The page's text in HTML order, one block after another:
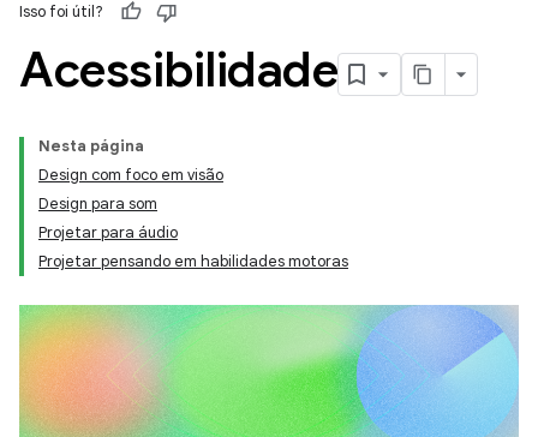
Isso foi útil?
Acessibilidade
Nesta página
Design com foco em visão
Design para som
Projetar para áudio
Projetar pensando em habilidades motoras